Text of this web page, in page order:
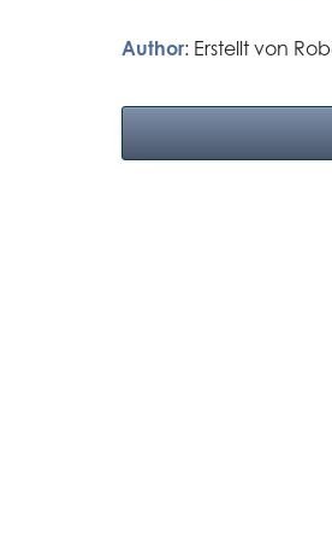
Author: Erstellt von